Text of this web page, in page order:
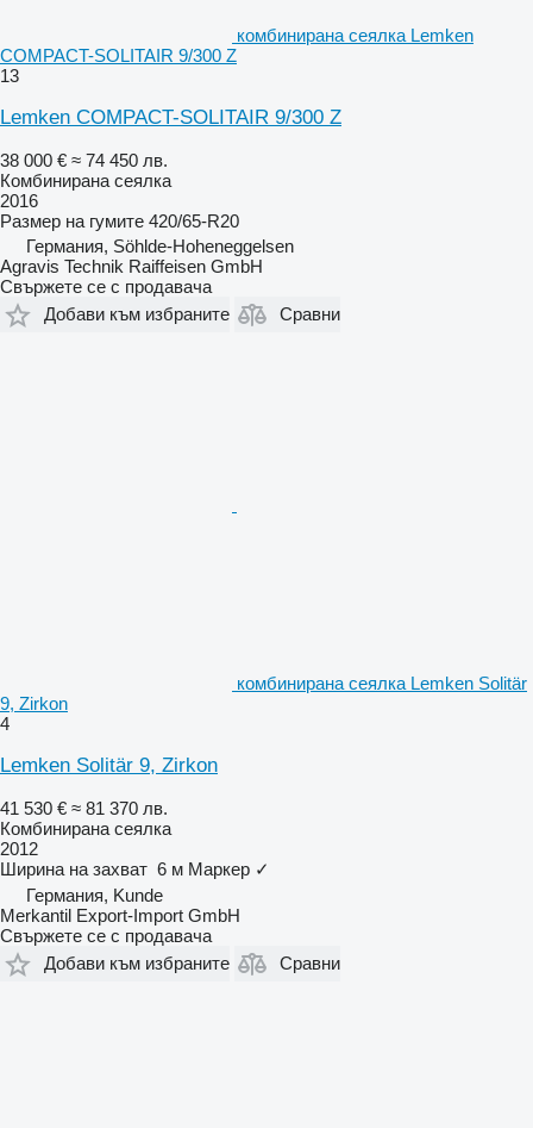
комбинирана сеялка Lemken
COMPACT-SOLITAIR 9/300 Z
13
Lemken COMPACT-SOLITAIR 9/300 Z
38 000 € ≈ 74 450 лв.
Комбинирана сеялка
2016
Размер на гумите 420/65-R20
Германия, Söhlde-Hoheneggelsen
Agravis Technik Raiffeisen GmbH
Свържете се с продавача
Добави към избраните
Сравни
комбинирана сеялка Lemken Solitär
9, Zirkon
4
Lemken Solitär 9, Zirkon
41 530 € ≈ 81 370 лв.
Комбинирана сеялка
2012
Ширина на захват 6 м Маркер ✓
Германия, Kunde
Merkantil Export-Import GmbH
Свържете се с продавача
Добави към избраните
Сравни